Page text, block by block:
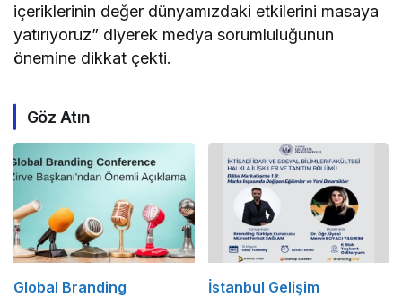
içeriklerinin değer dünyamızdaki etkilerini masaya
yatırıyoruz” diyerek medya sorumluluğunun
önemine dikkat çekti.
Göz Atın
Global Branding
İstanbul Gelişim